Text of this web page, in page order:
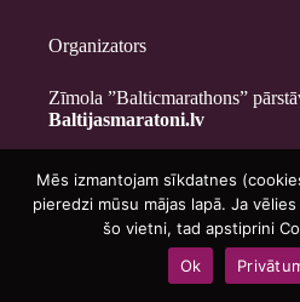
Organizators
Zīmola ”Balticmarathons”
Baltijasmaratoni.lv
Kontakti
Par mums
Brīvprātīgajiem
Privātuma politika
Copyright © 2026 -
Mēs izmantojam sīkdatnes
pieredzi mūsu mājas lapā. Ja
šo vietni, tad apstiprini
Ok